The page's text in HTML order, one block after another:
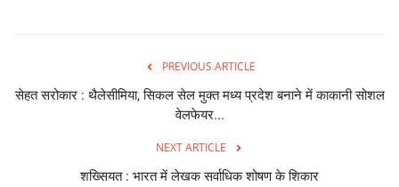
PREVIOUS ARTICLE
सेहत सरोकार : थैलेसीमिया, सिकल सेल मुक्त मध्य प्रदेश बनाने में काकानी सोशल
वेलफेयर...
NEXT ARTICLE
शख्सियत : भारत में लेखक सर्वाधिक शोषण के शिकार